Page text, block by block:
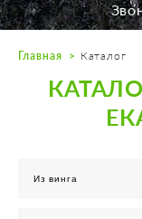
Главная Каталог